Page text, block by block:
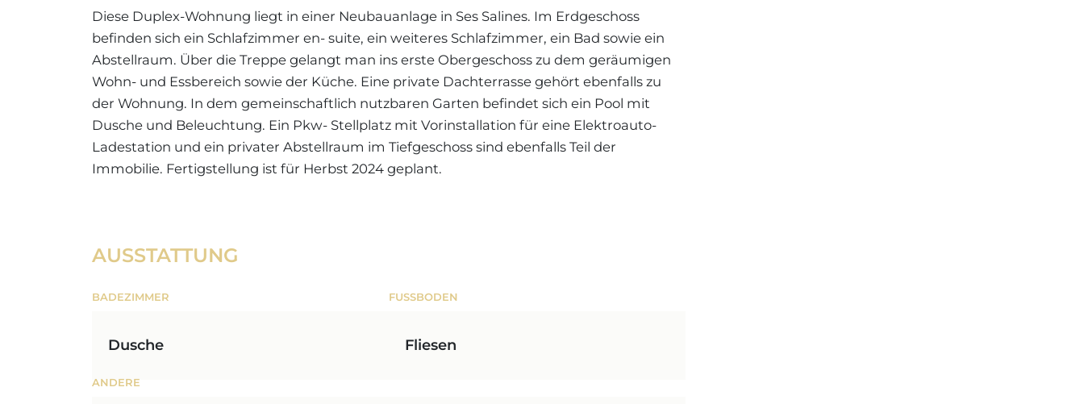
Diese Duplex-Wohnung liegt in einer Neubauanlage in Ses Salines. Im Erdgeschoss
befinden sich ein Schlafzimmer en- suite, ein weiteres Schlafzimmer, ein Bad sowie ein
Abstellraum. Über die Treppe gelangt man ins erste Obergeschoss zu dem geräumigen
Wohn- und Essbereich sowie der Küche. Eine private Dachterrasse gehört ebenfalls zu
der Wohnung. In dem gemeinschaftlich nutzbaren Garten befindet sich ein Pool mit
Dusche und Beleuchtung. Ein Pkw- Stellplatz mit Vorinstallation für eine Elektroauto-
Ladestation und ein privater Abstellraum im Tiefgeschoss sind ebenfalls Teil der
Immobilie. Fertigstellung ist für Herbst 2024 geplant.
AUSSTATTUNG
BADEZIMMER
Dusche
FUSSBODEN
Fliesen
ANDERE